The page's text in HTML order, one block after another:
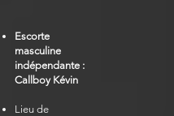
Escorte
masculine
indépendante :
Callboy Kévin
Lieu de